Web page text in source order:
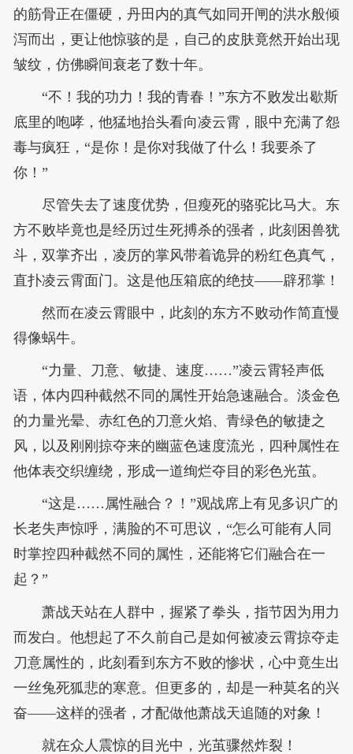
的筋骨正在僵硬，丹田内的真气如同开闸的洪水般倾
泻而出，更让他惊骇的是，自己的皮肤竟然开始出现
皱纹，仿佛瞬间衰老了数十年。
“不！我的功力！我的青春！”东方不败发出歇斯
底里的咆哮，他猛地抬头看向凌云霄，眼中充满了怨
毒与疯狂，“是你！是你对我做了什么！我要杀了
你！”
尽管失去了速度优势，但瘦死的骆驼比马大。东
方不败毕竟也是经历过生死搏杀的强者，此刻困兽犹
斗，双掌齐出，凌厉的掌风带着诡异的粉红色真气，
直扑凌云霄面门。这是他压箱底的绝技——辟邪掌！
然而在凌云霄眼中，此刻的东方不败动作简直慢
得像蜗牛。
“力量、刀意、敏捷、速度……”凌云霄轻声低
语，体内四种截然不同的属性开始急速融合。淡金色
的力量光晕、赤红色的刀意火焰、青绿色的敏捷之
风，以及刚刚掠夺来的幽蓝色速度流光，四种属性在
他体表交织缠绕，形成一道绚烂夺目的彩色光茧。
“这是……属性融合？！”观战席上有见多识广的
长老失声惊呼，满脸的不可思议，“怎么可能有人同
时掌控四种截然不同的属性，还能将它们融合在一
起？”
萧战天站在人群中，握紧了拳头，指节因为用力
而发白。他想起了不久前自己是如何被凌云霄掠夺走
刀意属性的，此刻看到东方不败的惨状，心中竟生出
一丝兔死狐悲的寒意。但更多的，却是一种莫名的兴
奋——这样的强者，才配做他萧战天追随的对象！
就在众人震惊的目光中，光茧骤然炸裂！